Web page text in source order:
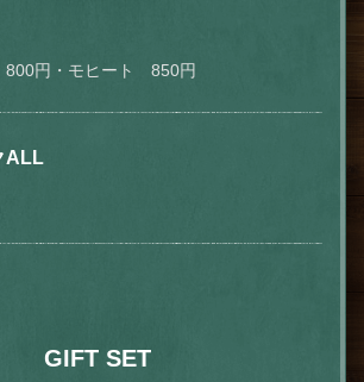
800円・モヒート 850円
ALL
GIFT SET